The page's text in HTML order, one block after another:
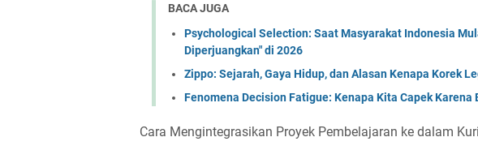
BACA JUGA
Psychological Selection: Saat Masyarakat Indonesia
Diperjuangkan" di 2026
Zippo: Sejarah, Gaya Hidup, dan Alasan Kenapa Korek
Fenomena Decision Fatigue: Kenapa Kita Capek Karena
Cara Mengintegrasikan Proyek Pembelajaran ke dalam